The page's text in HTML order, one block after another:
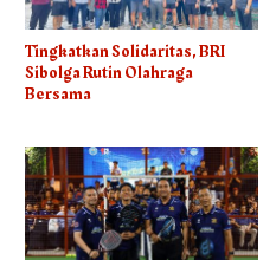
Tingkatkan Solidaritas, BRI
Sibolga Rutin Olahraga
Bersama